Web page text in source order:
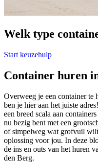
Welk type
Start keuzehulp
Container huren
Overweeg je een container te
ben je hier aan het juiste
een breed scala aan
nu bezig bent met een
of simpelweg wat grofvuil
oplossing voor jou. In deze
de ins en outs van het huren
den Berg.